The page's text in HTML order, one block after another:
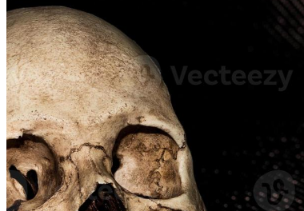
SVGs
Modèles
Vecteurs
Vidéos
Motion graphics
Images Éditoriales
Événements Éditoriaux